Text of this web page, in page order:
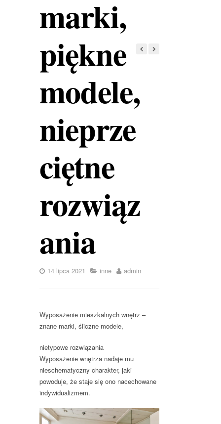
marki,
piękne
modele,
nieprze
ciętne
rozwiąz
ania
14 lipca 2021 inne admin
Wyposażenie mieszkalnych wnętrz –
znane marki, śliczne modele,
nietypowe rozwiązania
Wyposażenie wnętrza nadaje mu
nieschematyczny charakter, jaki
powoduje, że staje się ono nacechowane
indywidualizmem.